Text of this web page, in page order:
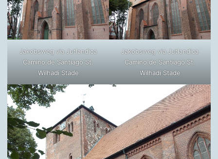
Jakobsweg via Jutlandica
Camino de Santiago St.
Wilhadi Stade
Jakobsweg via Jutlandica
Camino de Santiago St.
Wilhadi Stade